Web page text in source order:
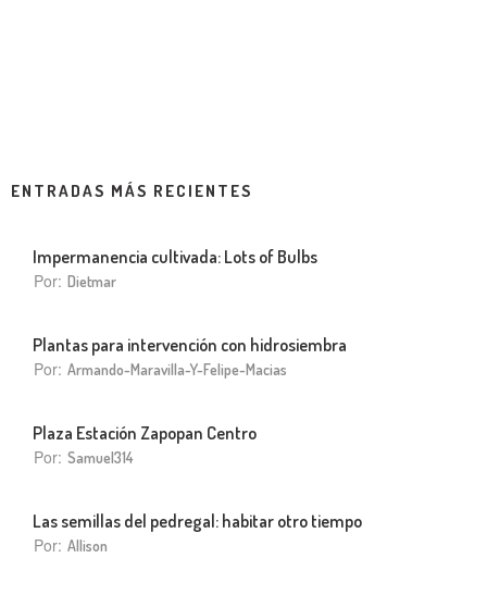
ENTRADAS MÁS RECIENTES
Impermanencia cultivada: Lots of Bulbs
Por: Dietmar
Plantas para intervención con hidrosiembra
Por: Armando-Maravilla-Y-Felipe-Macias
Plaza Estación Zapopan Centro
Por: Samuel314
Las semillas del pedregal: habitar otro tiempo
Por: Allison